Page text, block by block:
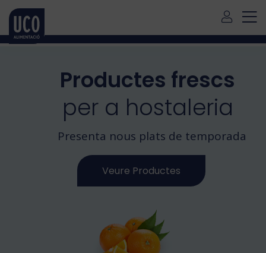
Per a serveis a fora de Mallorca, si us plau contacteu amb
Català
Productes frescs
per a hostaleria
Presenta nous plats de temporada
Veure Productes